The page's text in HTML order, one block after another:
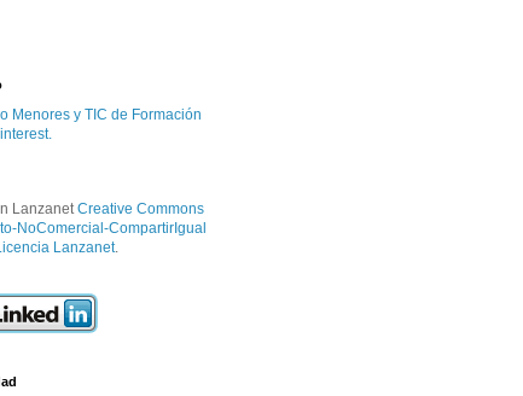
Menores y TIC de Formación
LanzanetCreative Commons
NoComercial-CompartirIgual
Lanzanet.